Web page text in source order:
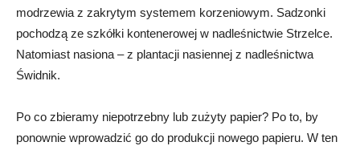
modrzewia z zakrytym systemem korzeniowym. Sadzonki
pochodzą ze szkółki kontenerowej w nadleśnictwie Strzelce.
Natomiast nasiona – z plantacji nasiennej z nadleśnictwa
Świdnik.
Po co zbieramy niepotrzebny lub zużyty papier? Po to, by
ponownie wprowadzić go do produkcji nowego papieru. W ten